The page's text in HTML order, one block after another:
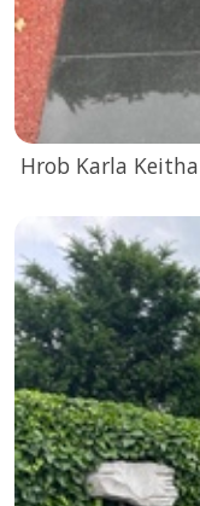
Hrob Karla